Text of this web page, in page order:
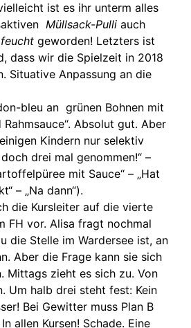
ist es ihr unterm alles
Müllsack-Pulli auch
feucht geworden! Letzters ist
dass wir die Spielzeit in 2018
Situative Anpassung an die
bleu an grünen Bohnen mit
Absolut gut. Aber
Kindern nur selektiv
drei mal genommen!“ –
mit Sauce“ – „Hat
– „Na dann“).
die Kursleiter auf die vierte
FH vor. Alisa fragt nochmal
die Stelle im Wardersee ist, an
Aber die Frage kann sie sich
Mittags zieht es sich zu. Von
Um halb drei steht fest: Kein
Bei Gewitter muss Plan B
allen Kursen! Schade. Eine